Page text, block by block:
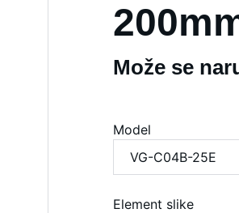
Može se
Model
Element slike